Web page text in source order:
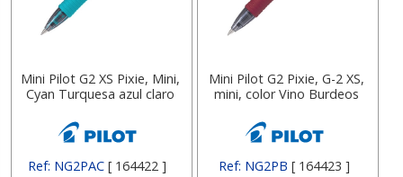
Mini Pilot G2 XS Pixie, Mini,
Cyan Turquesa azul claro
Ref: NG2PAC[ 164422 ]
Mini Pilot G2 Pixie, G-2 XS,
mini, color Vino Burdeos
Ref: NG2PB [ 164423 ]